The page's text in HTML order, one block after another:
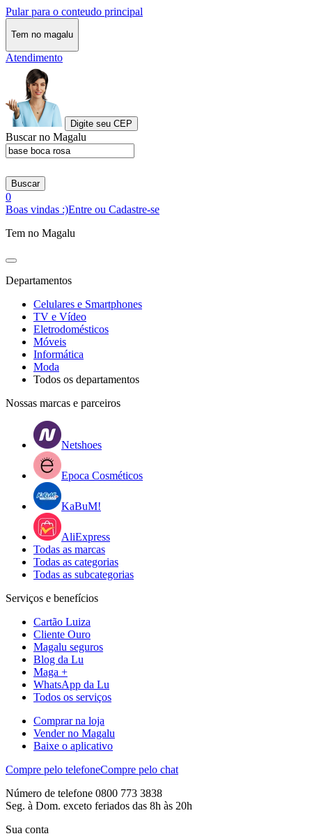
Pular para o conteudo principal
Tem no magalu
Atendimento
Digite seu CEP
Buscar no Magalu
Buscar
0
Boas vindas :)Entre ou Cadastre-se
Tem no Magalu
Departamentos
Celulares e Smartphones
TV e Vídeo
Eletrodomésticos
Móveis
Informática
Moda
Todos os departamentos
Nossas marcas e parceiros
Netshoes
Epoca Cosméticos
KaBuM!
AliExpress
Todas as marcas
Todas as categorias
Todas as subcategorias
Serviços e benefícios
Cartão Luiza
Cliente Ouro
Magalu seguros
Blog da Lu
Maga +
WhatsApp da Lu
Todos os serviços
Comprar na loja
Vender no Magalu
Baixe o aplicativo
Compre pelo telefoneCompre pelo chat
Número de telefone 0800 773 3838
Seg. à Dom. exceto feriados das 8h às 20h
Sua conta